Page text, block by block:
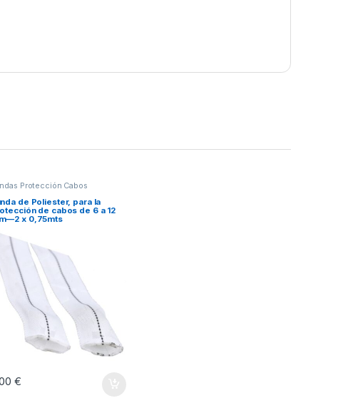
€
página de producto
Protección Cabos
de Poliester, para la
de cabos de 6 a 12
x 0,75mts
€